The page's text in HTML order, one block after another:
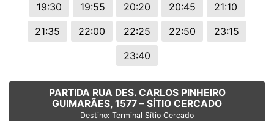
19:30
19:55 20:20 20:45
21:10
21:35
22:00 22:25 22:50
23:15
23:40
PARTIDA RUA DES. CARLOS PINHEIRO
GUIMARÃES, 1577 – SÍTIO CERCADO
Destino: Terminal Sítio Cercado